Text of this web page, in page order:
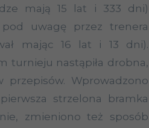
mają 15 lat i 333 dni)
uwagę przez trenera
mając 16 lat i 13 dni).
turnieju nastąpiła drobna,
Wprowadzono
strzelona bramka
zmieniono też sposób